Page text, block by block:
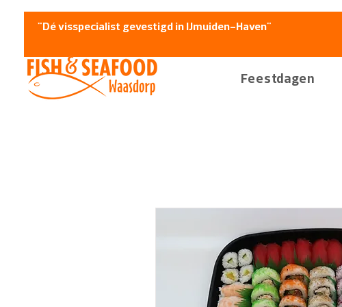
Feestdagen
"Dé visspecialist gevestigd in IJmuiden-Haven"